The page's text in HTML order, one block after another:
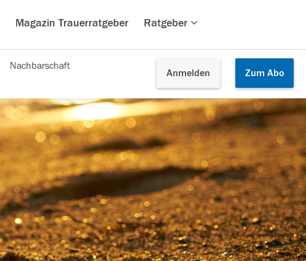
Magazin Trauerratgeber Ratgeber
Anmelden Zum Abo
Nachbarschaft